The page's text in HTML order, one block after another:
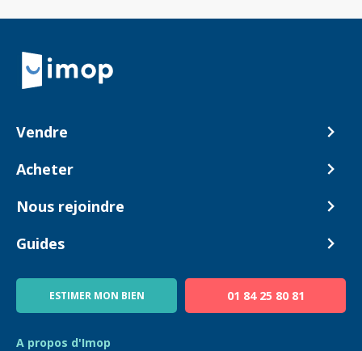
Retour à la navigation principale
Vendre
Comment ça marche ?
Acheter
Biens en vente
Nous rejoindre
Devenir Conseiller
Guides
Blog
ESTIMER MON BIEN 01 84 25 80 81
A propos d'Imop